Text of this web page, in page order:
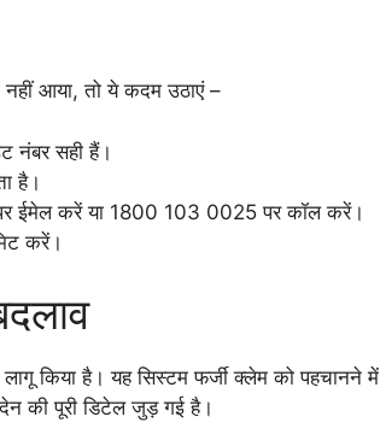
आया, तो ये कदम उठाएं –
नंबर सही हैं।
है।
ईमेल करें या 1800 103 0025 पर कॉल करें।
करें।
किया है। यह सिस्टम फर्जी क्लेम को पहचानने में
की पूरी डिटेल जुड़ गई है।